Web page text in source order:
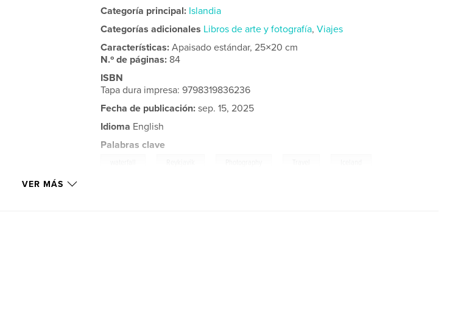
Categoría principal: Islandia
Categorías adicionales Libros de arte y fotografía,Viajes
Características:Apaisado estándar, 25×20 cm
N.º de páginas: 84
ISBN
Tapa dura impresa: 9798319836236
Fecha de publicación: sep. 15, 2025
Idioma English
Palabras clave
VER MÁS